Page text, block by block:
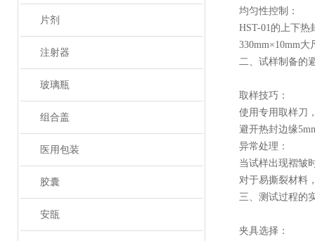
片剂
注射器
玻璃瓶
组合盖
医用包装
胶囊
安瓿
均匀性控制：
HST-01的上下热
330mm×10mm
二、试样制备的
取样技巧：
使用专用取样刀
避开热封边缘
异常处理：
当试样出现褶皱
对于易撕裂材料
三、测试过程的
夹具选择：